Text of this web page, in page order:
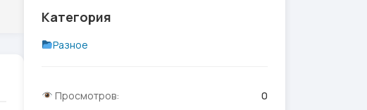
Категория
Разное
Просмотров:
0